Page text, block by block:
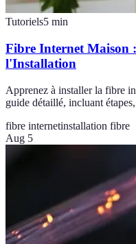
Tutoriels5 min
Fibre Internet Maison
l'Installation
Apprenez à installer la fibre
guide détaillé, incluant
fibre internetinstallation fibre
Aug 5